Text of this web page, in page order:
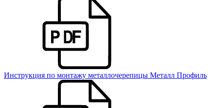
Инструкция по монтажу металлочерепицы Металл Профиль